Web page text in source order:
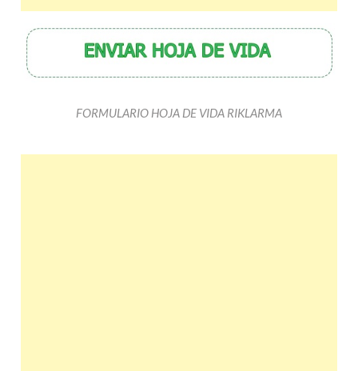
FORMULARIO HOJA DE VIDA RIKLARMA